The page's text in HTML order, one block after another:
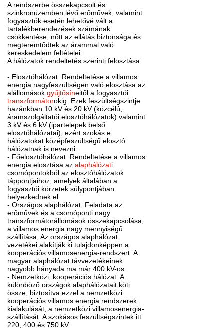
A rendszerbe összekapcsolt és
szinkronüzemben lévő erőművek, valamint
fogyasztók esetén lehetővé vált a
tartalékberendezések számának
csökkentése, nőtt az ellátás biztonsága és
megteremtődtek az árammal való
kereskedelem feltételei.
A hálózatok rendeltetés szerinti felosztása:
- Elosztóhálózat: Rendeltetése a villamos
energia nagyfeszültségen való elosztása az
alállomásokgyűjtősíneitől a fogyasztói
transzformátorokig. Ezek feszültségszintje
hazánkban 10 kV és 20 kV (közcélú,
áramszolgáltatói elosztóhálózatok) valamint
3 kV és 6 kV (ipartelepek belső
elosztóhálózatai), ezért szokás e
hálózatokat középfeszültségű elosztó
hálózatnak is nevezni.
- Főelosztóhálózat: Rendeltetése a villamos
energia elosztása azalaphálózati
csomópontokból az elosztóhálózatok
táppontjaihoz, amelyek általában a
fogyasztói körzetek súlypontjában
helyezkednek el.
- Országos alaphálózat: Feladata az
erőművek és a csomóponti nagy
transzformátorállomások összekapcsolása,
a villamos energia nagy mennyiségű
szállítása, Az országos alaphálózat
vezetékei alakítják ki tulajdonképpen a
kooperációs villamosenergia-rendszert. A
magyar alaphálózat távvezetékeinek
nagyobb hányada ma már 400 kV-os.
- Nemzetközi, kooperációs hálózat: A
különböző országok alaphálózatait köti
össze, biztosítva ezzel a nemzetközi
kooperációs villamos energia rendszerek
kialakulását, a nemzetközi villamosenergia-
szállítását. A szokásos feszültségszintek itt
220, 400 és 750 kV.